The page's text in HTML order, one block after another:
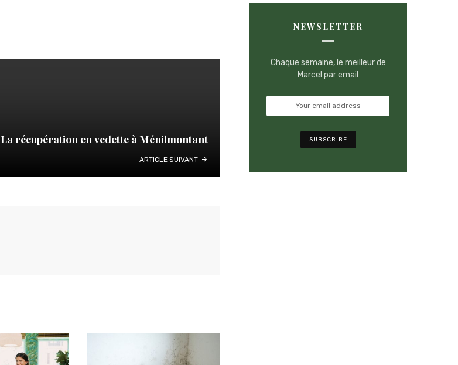
La récupération en vedette à Ménilmontant
ARTICLE SUIVANT
NEWSLETTER
Chaque semaine, le meilleur de
Marcel par email